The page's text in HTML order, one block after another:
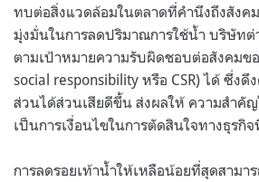
ทบต่อสิ่งแวดล้อมในตลาดที่คำนึงถึงสังค
มุ่งมั่นในการลดปริมาณการใช้น้ำ บริษัทต่
ตามเป้าหมายความรับผิดชอบต่อสังคมข
social responsibility หรือ CSR) ได้ ซึ่ง
ส่วนได้ส่วนเสียดีขึ้น ส่งผลให้ ความสำคั
เป็นการเงื่อนไขในการตัดสินใจทางธุรกิ
การลดรอยเท้าน้ำให้เหลือน้อยที่สุดสาม